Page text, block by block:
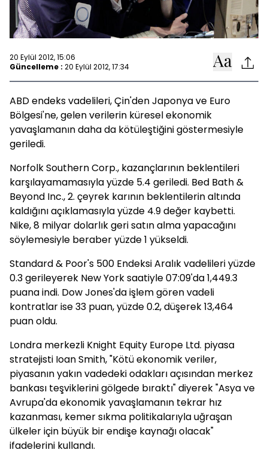
20 Eylül 2012, 15:06
Güncelleme : 20 Eylül 2012, 17:34
ABD endeks vadelileri, Çin'den Japonya ve Euro
Bölgesi'ne, gelen verilerin küresel ekonomik
yavaşlamanın daha da kötüleştiğini göstermesiyle
geriledi.
Norfolk Southern Corp., kazançlarının beklentileri
karşılayamamasıyla yüzde 5.4 geriledi. Bed Bath &
Beyond Inc., 2. çeyrek karının beklentilerin altında
kaldığını açıklamasıyla yüzde 4.9 değer kaybetti.
Nike, 8 milyar dolarlık geri satın alma yapacağını
söylemesiyle beraber yüzde 1 yükseldi.
Standard & Poor's 500 Endeksi Aralık vadelileri yüzde
0.3 gerileyerek New York saatiyle 07:09'da 1,449.3
puana indi. Dow Jones'da işlem gören vadeli
kontratlar ise 33 puan, yüzde 0.2, düşerek 13,464
puan oldu.
Londra merkezli Knight Equity Europe Ltd. piyasa
stratejisti Ioan Smith, "Kötü ekonomik veriler,
piyasanın yakın vadedeki odakları açısından merkez
bankası teşviklerini gölgede bıraktı" diyerek "Asya ve
Avrupa'da ekonomik yavaşlamanın tekrar hız
kazanması, kemer sıkma politikalarıyla uğraşan
ülkeler için büyük bir endişe kaynağı olacak"
ifadelerini kullandı.